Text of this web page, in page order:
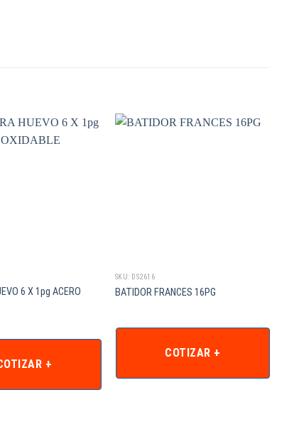
6 X 1pg ACERO
+
SKU: DS2616
BATIDOR FRANCES 16PG
COTIZAR +